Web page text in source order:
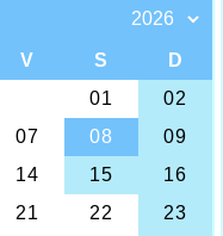
du titre sur 100m
également sa
– minime 2 avec
s’est essayée
et décrochait la
Esteban
( RP) et
troisième place
Signalons les